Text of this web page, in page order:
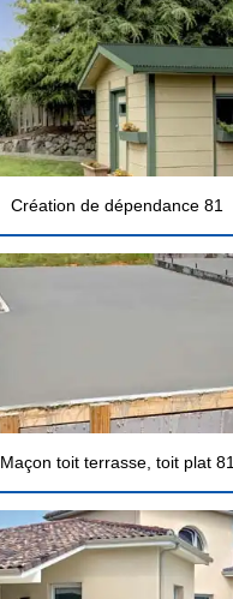
Création de dépendance 81
Maçon toit terrasse, toit plat 81